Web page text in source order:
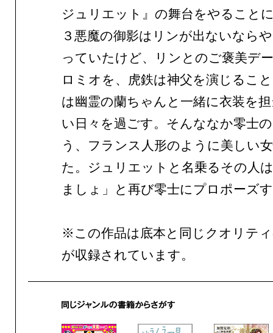
ジュリエット』の舞台をやるこ
３悪魔の御影はリンが出ないなら
っていたけど、リンとのご褒美デ
ロミオを、虎鉄は神父を演じるこ
は幽霊の蘭ちゃんと一緒に衣装を
い日々を過ごす。そんななか零士
う、フランス人形のように美しい
た。ジュリエットと名乗るその人
ましょ」と再び零士にプロポーズ
※この作品は底本と同じクオリテ
が収録されています。